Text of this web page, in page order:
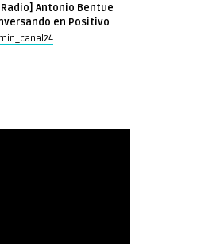
Radio] Antonio Bentue
en Positivo